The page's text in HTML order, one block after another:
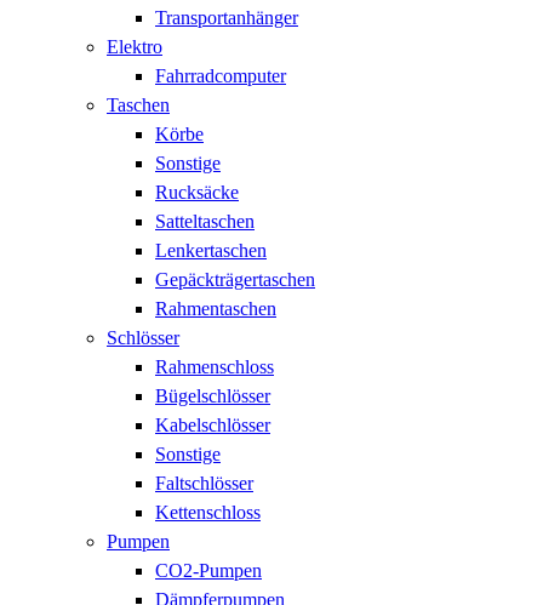
Transportanhänger
Elektro
Fahrradcomputer
Taschen
Körbe
Sonstige
Rucksäcke
Satteltaschen
Lenkertaschen
Gepäckträgertaschen
Rahmentaschen
Schlösser
Rahmenschloss
Bügelschlösser
Kabelschlösser
Sonstige
Faltschlösser
Kettenschloss
Pumpen
CO2-Pumpen
Dämpferpumpen